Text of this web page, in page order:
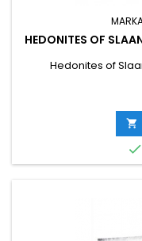
HEDONITES OF
Hedonites of

